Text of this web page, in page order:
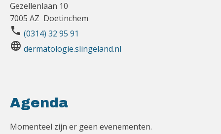
Gezellenlaan 10
7005 AZ Doetinchem
phone (0314) 32 95 91
language dermatologie.slingeland.nl
Agenda
Momenteel zijn er geen evenementen.